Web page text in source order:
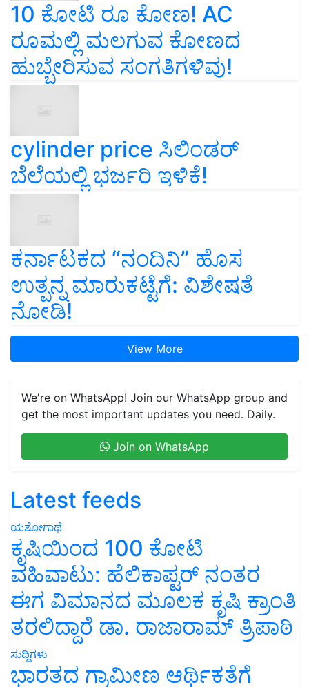
10 ಕೋಟಿ ರೂ ಕೋಣ! AC
ರೂಮಲ್ಲಿ ಮಲಗುವ ಕೋಣದ
ಹುಬ್ಬೇರಿಸುವ ಸಂಗತಿಗಳಿವು!
cylinder price ಸಿಲಿಂಡರ್‌
ಬೆಲೆಯಲ್ಲಿ ಭರ್ಜರಿ ಇಳಿಕೆ!
ಕರ್ನಾಟಕದ “ನಂದಿನಿ” ಹೊಸ
ಉತ್ಪನ್ನ ಮಾರುಕಟ್ಟೆಗೆ: ವಿಶೇಷತೆ
ನೋಡಿ!
View More
We're on WhatsApp! Join our WhatsApp group and
get the most important updates you need. Daily.
Join on WhatsApp
Latest feeds
ಯಶೋಗಾಥೆ
ಕೃಷಿಯಿಂದ 100 ಕೋಟಿ
ವಹಿವಾಟು: ಹೆಲಿಕಾಪ್ಟರ್ ನಂತರ
ಈಗ ವಿಮಾನದ ಮೂಲಕ ಕೃಷಿ ಕ್ರಾಂತಿ
ತರಲಿದ್ದಾರೆ ಡಾ. ರಾಜಾರಾಮ್ ತ್ರಿಪಾಠಿ
ಸುದ್ದಿಗಳು
ಭಾರತದ ಗ್ರಾಮೀಣ ಆರ್ಥಿಕತೆಗೆ